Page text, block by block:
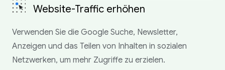
Website-Traffic erhöhen
Verwenden Sie die Google Suche, Newsletter,
Anzeigen und das Teilen von Inhalten in sozialen
Netzwerken, um mehr Zugriffe zu erzielen.